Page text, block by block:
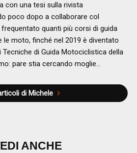
con una tesi sulla rivista
poco dopo a collaborare col
frequentato quanti più corsi di guida
le moto, finché nel 2019 è diventato
di Guida Motociclistica della
pare stia cercando moglie…
di Michele
ANCHE